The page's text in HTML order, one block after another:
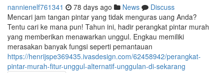
nannienelf761341 78 days ago News
Discuss
Mencari jam tangan pintar yang tidak menguras uang Anda?
Tentu cari ke mana pun! Tahun ini, hadir perangkat pintar murah
yang memberikan menawarkan unggul. Engkau memiliki
merasakan banyak fungsi seperti pemantauan
https://henrijspe369435.ivasdesign.com/62458942/perangkat-
pintar-murah-fitur-unggul-alternatif-unggulan-di-sekarang